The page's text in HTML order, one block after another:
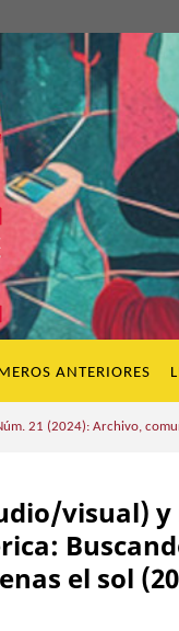
ANTERIORES
21 (2024): Archivo,
visual)
el sol